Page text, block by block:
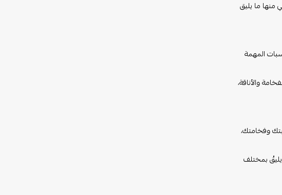
منها ما يليق
المهمة
والأناقة،
وفخامتك،
بمختلف